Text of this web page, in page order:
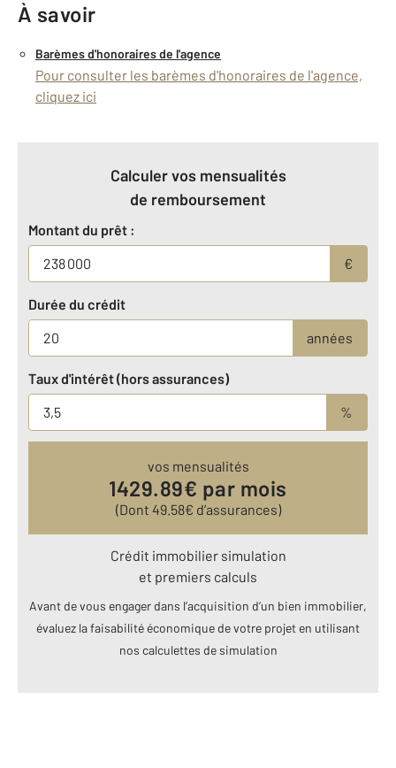
À savoir
Barèmes d'honoraires de l'agence
Pour consulter les barèmes d'honoraires de l'agence,
cliquez ici
Calculer vos mensualités
de remboursement
Montant du prêt :
€
Durée du crédit
années
Taux d'intérêt (hors assurances)
%
vos mensualités
1429.89€ par mois
(Dont 49.58€ d’assurances)
Crédit immobilier simulation
et premiers calculs
Avant de vous engager dans l’acquisition d’un bien immobilier,
évaluez la faisabilité économique de votre projet en utilisant
nos calculettes de simulation